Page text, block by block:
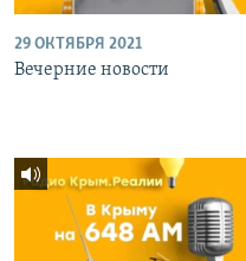
29 ОКТЯБРЯ 2021
Вечерние новости